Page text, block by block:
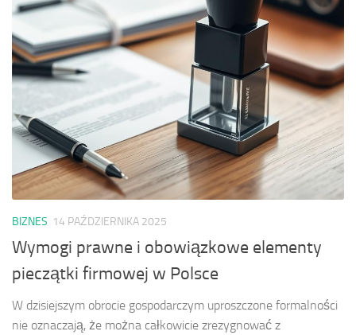
BIZNES 14 PAŹDZIERNIKA 2025
Wymogi prawne i obowiązkowe elementy
pieczątki firmowej w Polsce
W dzisiejszym obrocie gospodarczym uproszczone formalności
nie oznaczają, że można całkowicie zrezygnować z